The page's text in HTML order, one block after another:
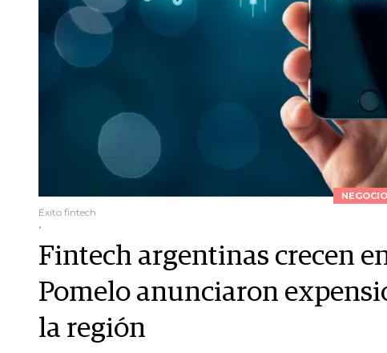
Éxito fintech
.
Fintech argentinas crecen
Pomelo anunciaron
la región